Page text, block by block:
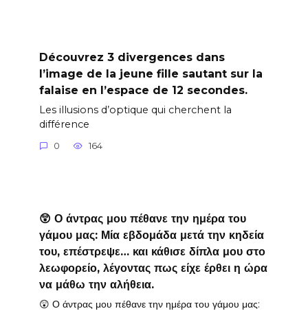
Découvrez 3 divergences dans
l’image de la jeune fille sautant sur la
falaise en l’espace de 12 secondes.
Les illusions d’optique qui cherchent la
différence
0 164
😲 Ο άντρας μου πέθανε την ημέρα του
γάμου μας: Μία εβδομάδα μετά την κηδεία
του, επέστρεψε… και κάθισε δίπλα μου στο
λεωφορείο, λέγοντας πως είχε έρθει η ώρα
να μάθω την αλήθεια.
😲 Ο άντρας μου πέθανε την ημέρα του γάμου μας: